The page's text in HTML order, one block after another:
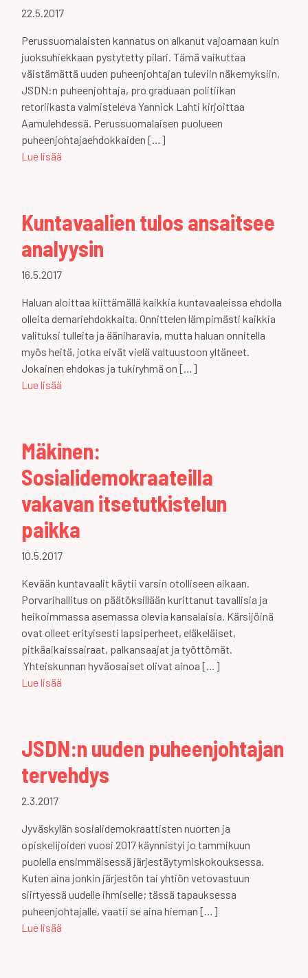
22.5.2017
Perussuomalaisten kannatus on alkanut vajoamaan kuin
juoksuhiekkaan pystytetty pilari. Tämä vaikuttaa
väistämättä uuden puheenjohtajan tuleviin näkemyksiin,
JSDN:n puheenjohtaja, pro graduaan politiikan
retoriikasta valmisteleva Yannick Lahti kirjoittaa
Aamulehdessä. Perussuomalaisen puolueen
puheenjohtajaehdokkaiden […]
Lue lisää
Kuntavaalien tulos ansaitsee
analyysin
16.5.2017
Haluan aloittaa kiittämällä kaikkia kuntavaaleissa ehdolla
olleita demariehdokkaita. Onnittelen lämpimästi kaikkia
valituksi tulleita ja ääniharavia, mutta haluan onnitella
myös heitä, jotka eivät vielä valtuustoon yltäneet.
Jokainen ehdokas ja tukiryhmä on […]
Lue lisää
Mäkinen:
Sosialidemokraateilla
vakavan itsetutkistelun
paikka
10.5.2017
Kevään kuntavaalit käytii varsin otolliseen aikaan.
Porvarihallitus on päätöksillään kurittanut tavallisia ja
heikoimmassa asemassa olevia kansalaisia. Kärsijöinä
ovat olleet erityisesti lapsiperheet, eläkeläiset,
pitkäaikaissairaat, palkansaajat ja työttömät.
Yhteiskunnan hyväosaiset olivat ainoa […]
Lue lisää
JSDN:n uuden puheenjohtajan
tervehdys
2.3.2017
Jyväskylän sosialidemokraattisten nuorten ja
opiskelijoiden vuosi 2017 käynnistyi jo tammikuun
puolella ensimmäisessä järjestäytymiskokouksessa.
Kuten aina jonkin järjestön tai yhtiön vetovastuun
siirtyessä uudelle ihmiselle; tässä tapauksessa
puheenjohtajalle, vaatii se aina hieman […]
Lue lisää